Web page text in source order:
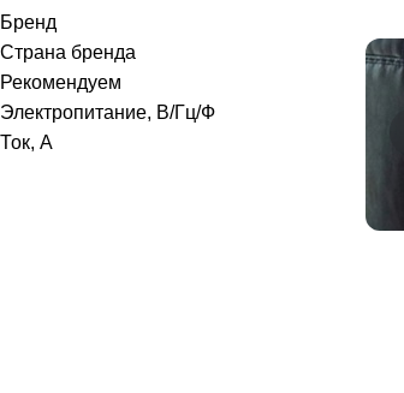
Бренд
Страна бренда
Рекомендуем
Электропитание, В/Гц/Ф
Ток, А